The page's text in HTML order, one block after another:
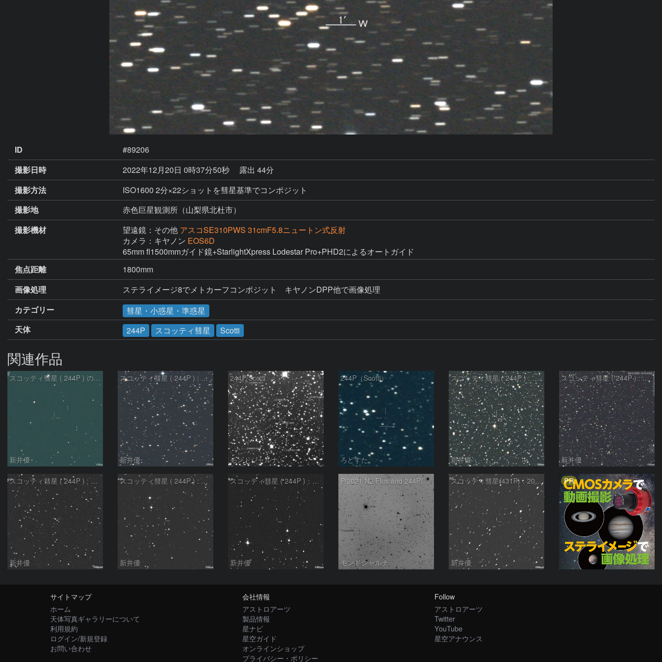
ID
#89206
撮影日時
2022年12月20日 0時37分50秒
露出 44分
撮影方法
ISO1600 2分×22ショットを彗星基準でコンポジット
撮影地
赤色巨星観測所（山梨県北杜市）
撮影機材
望遠鏡：その他 アスコSE310PWS 31cmF5.8ニュートン式反射
カメラ：キヤノン EOS6D
65mm fl1500mmガイド鏡+StarlightXpress Lodestar Pro+PHD2によるオートガイド
焦点距離
1800mm
画像処理
ステライメージ8でメトカーフコンポジット　キヤノンDPP他で画像処理
カテゴリー
彗星・小惑星・準惑星
天体
244P スコッティ彗星 Scotti
関連作品
スコッティ彗星 ( 244P ) の予報位置：2025/04/04
新井優
スコッティ彗星 ( 244P ) : 2023/01/21
新井優
244P/Scotti
モンドシャルナ
244P（Scotti）
ろどすた
スコッティ彗星 ( 244P ) : 2022/10/30
新井優
スコッティ彗星 ( 244P ) : 2022/10/02
新井優
スコッティ彗星 ( 244P ) : 2022/01/29
新井優
スコッティ彗星 ( 244P ) : 2022/01/06
新井優
スコッティ彗星 ( 244P )：2021/12/05
新井優
P/2021 N2 Flus and 244P/Scotti
モンドシャルナ
スコッティ彗星(431P)：2021/10/28
新井優
PR
サイトマップ
ホーム
天体写真ギャラリーについて
利用規約
ログイン/新規登録
お問い合わせ
会社情報
アストロアーツ
製品情報
星ナビ
星空ガイド
オンラインショップ
プライバシー・ポリシー
Follow
アストロアーツ
Twitter
YouTube
星空アナウンス